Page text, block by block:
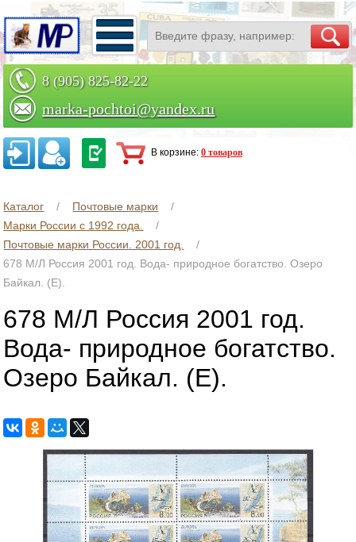
8 (905) 825-82-22
marka-pochtoi@yandex.ru
Заказать по телефону
В корзине: 0 товаров
Каталог
Почтовые марки
Марки России с 1992 года.
Почтовые марки России. 2001 год.
678 М/Л Россия 2001 год. Вода- природное богатство. Озеро
Байкал. (Е).
678 М/Л Россия 2001 год.
Вода- природное богатство.
Озеро Байкал. (Е).